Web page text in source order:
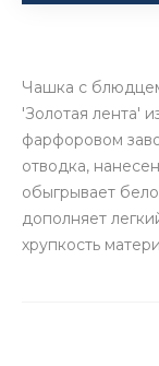
Чашка с
'Золотая лента'
фарфоровом
отводка,
обыгрывает
дополняет
хрупкость